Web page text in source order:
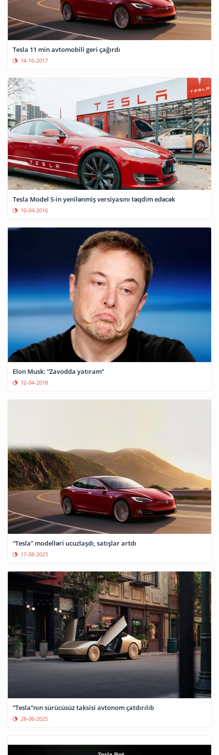
Tesla 11 min avtomobili geri çağırdı
14-10-2017
Tesla Model S-in yenilənmiş versiyasını təqdim edəcək
10-04-2016
Elon Musk: “Zavodda yatıram”
12-04-2018
“Tesla” modelləri ucuzlaşdı, satışlar artdı
17-08-2023
“Tesla”nın sürücüsüz taksisi avtonom çatdırılıb
28-06-2025